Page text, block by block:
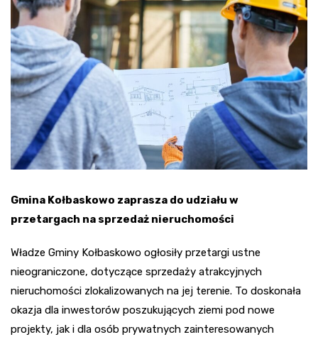
Gmina Kołbaskowo zaprasza do udziału w
przetargach na sprzedaż nieruchomości
Władze Gminy Kołbaskowo ogłosiły przetargi ustne
nieograniczone, dotyczące sprzedaży atrakcyjnych
nieruchomości zlokalizowanych na jej terenie. To doskonała
okazja dla inwestorów poszukujących ziemi pod nowe
projekty, jak i dla osób prywatnych zainteresowanych